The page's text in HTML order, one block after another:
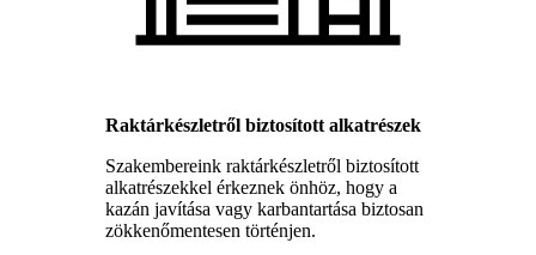
Raktárkészletről biztosított alkatrészek
Szakembereink raktárkészletről biztosított
alkatrészekkel érkeznek önhöz, hogy a
kazán javítása vagy karbantartása biztosan
zökkenőmentesen történjen.